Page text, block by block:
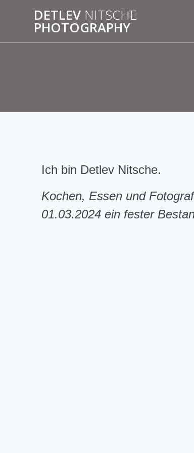
DETLEV NITSCHE
PHOTOGRAPHY
Ich bin Detlev Nitsche.
Kochen, Essen und
01.03.2024 ein fester